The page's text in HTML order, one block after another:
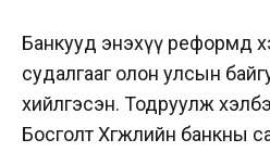
Банкууд энэхүү реформд
судалгааг олон улсын
хийлгэсэн. Тодруулж
Босголт Хөгжлийн банкны